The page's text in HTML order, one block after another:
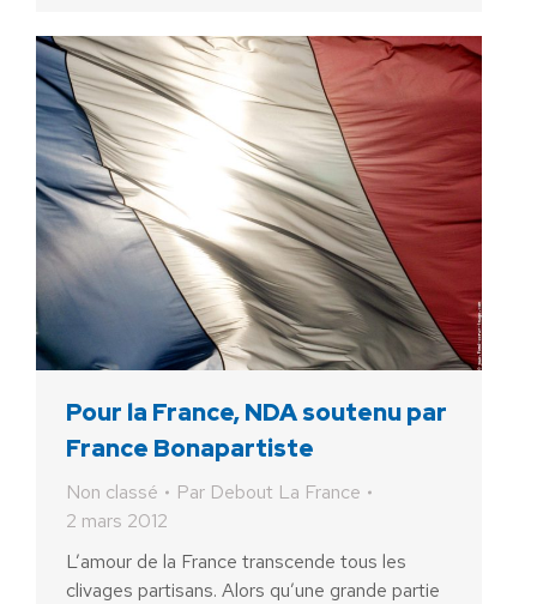
Pour la France, NDA soutenu par
France Bonapartiste
Non classé Par Debout La France
2 mars 2012
L’amour de la France transcende tous les
clivages partisans. Alors qu’une grande partie